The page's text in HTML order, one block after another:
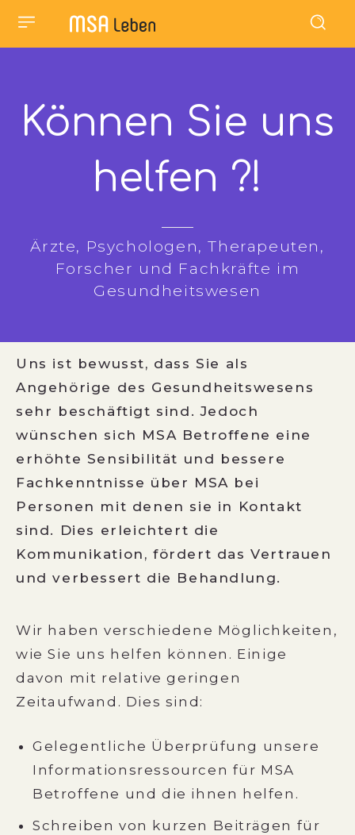
Können Sie uns
helfen ?!
Ärzte, Psychologen, Therapeuten,
Forscher und Fachkräfte im
Gesundheitswesen
Uns ist bewusst, dass Sie als
Angehörige des Gesundheitswesens
sehr beschäftigt sind. Jedoch
wünschen sich MSA Betroffene eine
erhöhte Sensibilität und bessere
Fachkenntnisse über MSA bei
Personen mit denen sie in Kontakt
sind. Dies erleichtert die
Kommunikation, fördert das Vertrauen
und verbessert die Behandlung.
Wir haben verschiedene Möglichkeiten,
wie Sie uns helfen können. Einige
davon mit relative geringen
Zeitaufwand. Dies sind:
Gelegentliche Überprüfung unsere
Informationsressourcen für MSA
Betroffene und die ihnen helfen.
Schreiben von kurzen Beiträgen für